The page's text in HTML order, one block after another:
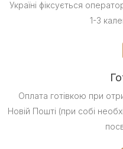
Україні фіксується
1-3
Оплата готівкою при
Новій Пошті (при собі